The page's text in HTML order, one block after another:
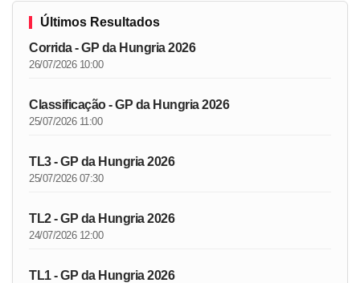
Últimos Resultados
Corrida - GP da Hungria 2026
26/07/2026 10:00
Classificação - GP da Hungria 2026
25/07/2026 11:00
TL3 - GP da Hungria 2026
25/07/2026 07:30
TL2 - GP da Hungria 2026
24/07/2026 12:00
TL1 - GP da Hungria 2026